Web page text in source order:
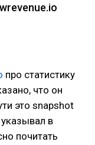
про статистику
что он
это snapshot
в
почитать